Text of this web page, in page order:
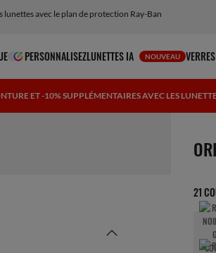
et retours gratuits, lunettes IA incluses
lunettes avec le plan de protection Ray-Ban
PERSONNALISEZLUNETTES IA NOUVEAU
ET -10% SUPPLÉMENTAIRES AVEC LES
1
21